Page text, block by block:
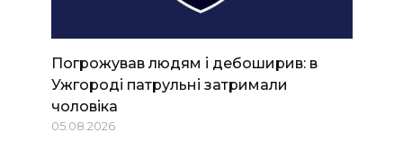
Погрожував людям і дебоширив: в
Ужгороді патрульні затримали
чоловіка
05.08.2026